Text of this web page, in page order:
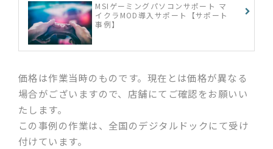
MSIゲーミングパソコンサポート マ
イクラMOD導入サポート【サポート
事例】
価格は作業当時のものです。現在とは価格が異なる
場合がございますので、店舗にてご確認をお願いい
たします。
この事例の作業は、全国のデジタルドックにて受け
付けています。